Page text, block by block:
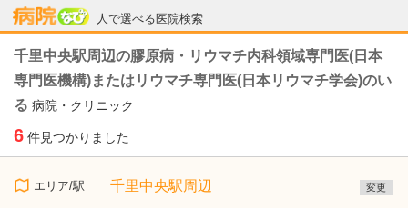
人で選べる医院検索
病院なび
千里中央駅周辺の膠原病・リウマチ内科領域専門医(日本
専門医機構)またはリウマチ専門医(日本リウマチ学会)のい
る 病院・クリニック
6 件見つかりました
エリア/駅 千里中央駅周辺 変更